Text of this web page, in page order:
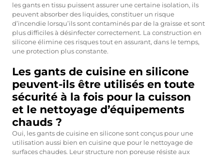
les gants en tissu puissent assurer une certaine isolation, ils
peuvent absorber des liquides, constituer un risque
d’incendie lorsqu’ils sont contaminés par de la graisse et sont
plus difficiles à désinfecter correctement. La construction en
silicone élimine ces risques tout en assurant, dans le temps,
une protection plus constante.
Les gants de cuisine en silicone
peuvent-ils être utilisés en toute
sécurité à la fois pour la cuisson
et le nettoyage d’équipements
chauds ?
Oui, les gants de cuisine en silicone sont conçus pour une
utilisation aussi bien en cuisine que pour le nettoyage de
surfaces chaudes. Leur structure non poreuse résiste aux